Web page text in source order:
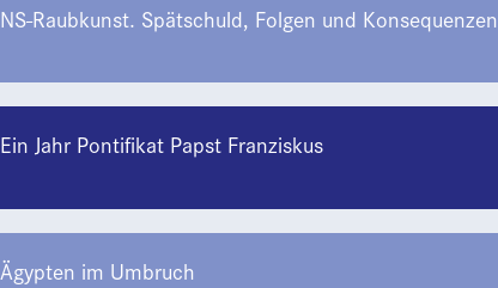
NS-Raubkunst. Spätschuld, Folgen und Konsequenzen
Ein Jahr Pontifikat Papst Franziskus
Ägypten im Umbruch